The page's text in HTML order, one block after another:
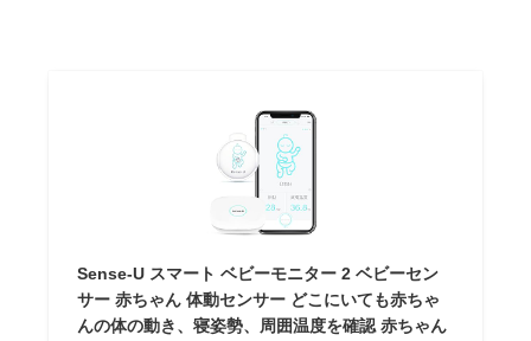
Sense-U スマート ベビーモニター 2 ベビーセン
サー 赤ちゃん 体動センサー どこにいても赤ちゃ
んの体の動き、寝姿勢、周囲温度を確認 赤ちゃん